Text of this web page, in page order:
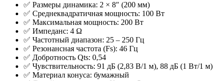
✅ Размеры динамика: 2 × 8″ (200 мм)
✅ Среднеквадратичная мощность: 100 Вт
✅ Максимальная мощность: 200 Вт
✅ Импеданс: 4 Ω
✅ Частотный диапазон: 25 – 250 Гц
✅ Резонансная частота (Fs): 46 Гц
✅ Добротность Qts: 0,54
✅ Чувствительность: 91 дБ (2,83 В/1 м), 88 дБ (1 Вт/1 м)
✅ Материал конуса: бумажный